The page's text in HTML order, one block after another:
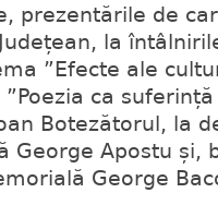
prezentările de
la
”Efecte ale
ca
Botezătorul, la
George Apostu și,
George